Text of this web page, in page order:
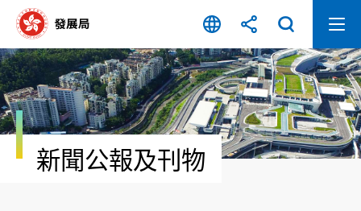
容
開
始
新聞公報及刊物